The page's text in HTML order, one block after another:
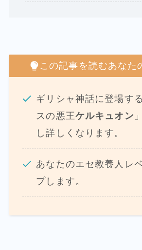
この記事を読むあなた
ギリシャ神話に登場す
スの悪王ケルキュオン
し詳しくなります。
あなたのエセ教養人レ
プします。